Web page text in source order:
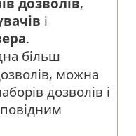
і
.
більш
можна
дозволів і